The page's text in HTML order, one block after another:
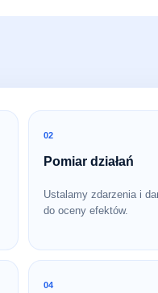
02
Pomiar działań
Ustalamy zdarzenia i
do oceny efektów.
04